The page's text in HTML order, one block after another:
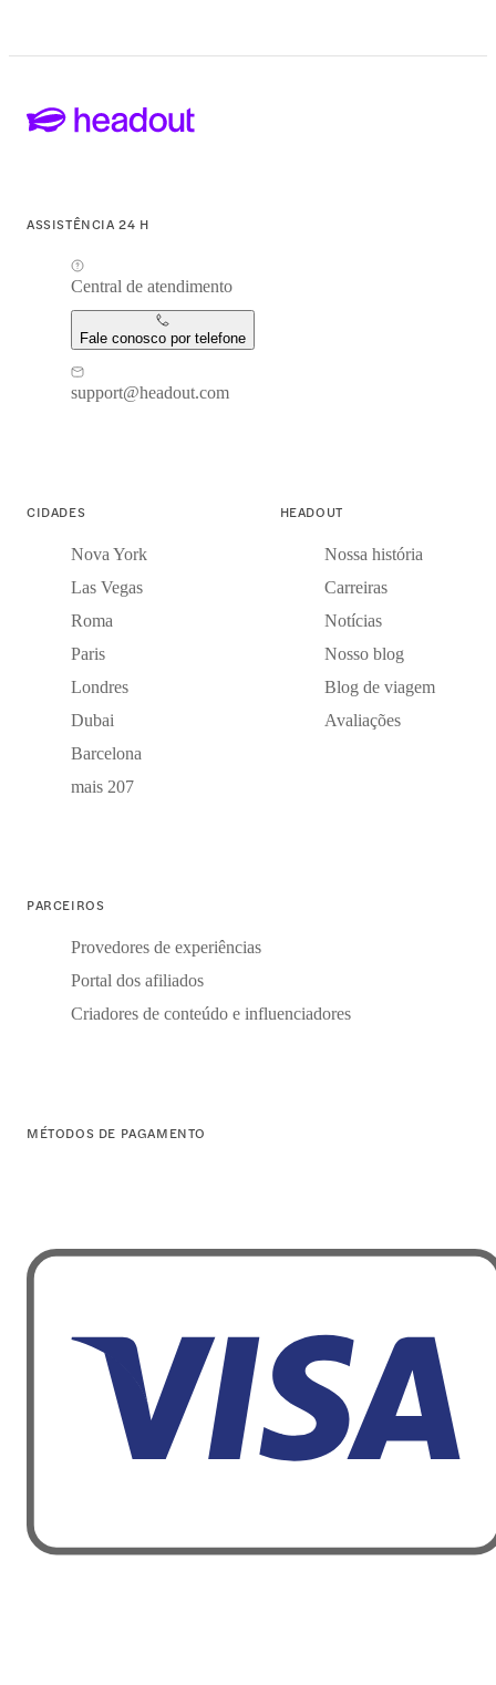
ASSISTÊNCIA 24 H
Central de atendimento
Fale conosco por telefone
support@headout.com
CIDADES
Nova York
Las Vegas
Roma
Paris
Londres
Dubai
Barcelona
mais 207
HEADOUT
Nossa história
Carreiras
Notícias
Nosso blog
Blog de viagem
Avaliações
PARCEIROS
Provedores de experiências
Portal dos afiliados
Criadores de conteúdo e influenciadores
MÉTODOS DE PAGAMENTO